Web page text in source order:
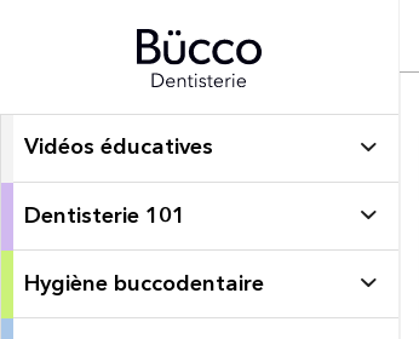
Vidéos éducatives
Dentisterie 101
Hygiène buccodentaire